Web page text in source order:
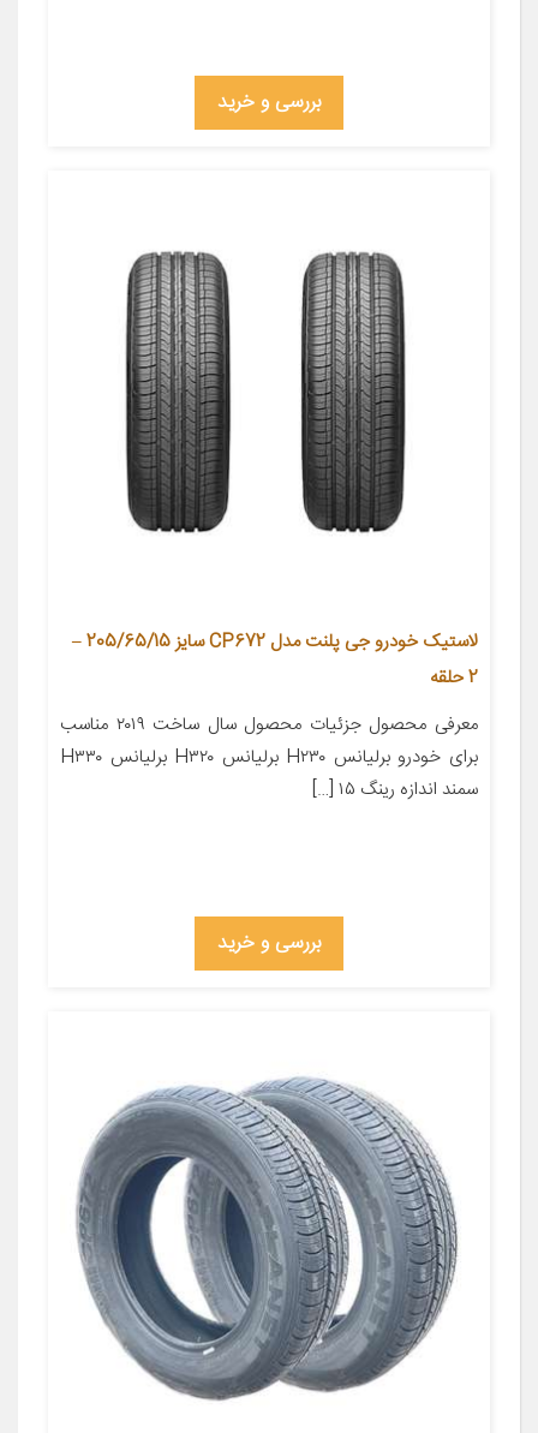
بررسی و خرید
لاستیک خودرو جی پلنت مدل CP672 سایز 205/65/15 –
2 حلقه
معرفی محصول جزئیات محصول سال ساخت ۲۰۱۹ مناسب
برای خودرو برلیانس H۲۳۰ برلیانس H۳۲۰ برلیانس H۳۳۰
سمند اندازه رینگ ۱۵ […]
بررسی و خرید